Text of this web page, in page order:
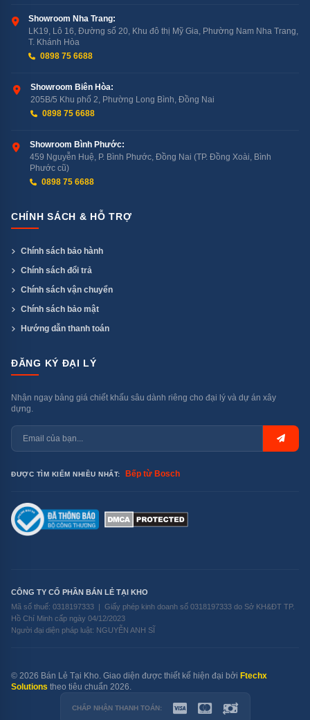
Showroom Nha Trang:
LK19, Lô 16, Đường số 20, Khu đô thị Mỹ Gia, Phường Nam Nha Trang,
T. Khánh Hòa
0898 75 6688
Showroom Biên Hòa:
205B/5 Khu phố 2, Phường Long Bình, Đồng Nai
0898 75 6688
Showroom Bình Phước:
459 Nguyễn Huệ, P. Bình Phước, Đồng Nai (TP. Đồng Xoài, Bình
Phước cũ)
0898 75 6688
CHÍNH SÁCH & HỖ TRỢ
Chính sách bảo hành
Chính sách đổi trả
Chính sách vận chuyển
Chính sách bảo mật
Hướng dẫn thanh toán
ĐĂNG KÝ ĐẠI LÝ
Nhận ngay bảng giá chiết khấu sâu dành riêng cho đại lý và dự án xây
dựng.
ĐƯỢC TÌM KIẾM NHIỀU NHẤT: Bếp từ Bosch
CÔNG TY CỔ PHẦN BÁN LẺ TẠI KHO
Mã số thuế: 0318197333 | Giấy phép kinh doanh số 0318197333 do Sở KH&ĐT TP.
Hồ Chí Minh cấp ngày 04/12/2023
Người đại diện pháp luật: NGUYỄN ANH SĨ
© 2026 Bán Lẻ Tại Kho. Giao diện được thiết kế hiện đại bởi Ftechx
Solutions theo tiêu chuẩn 2026.
CHẤP NHẬN THANH TOÁN: